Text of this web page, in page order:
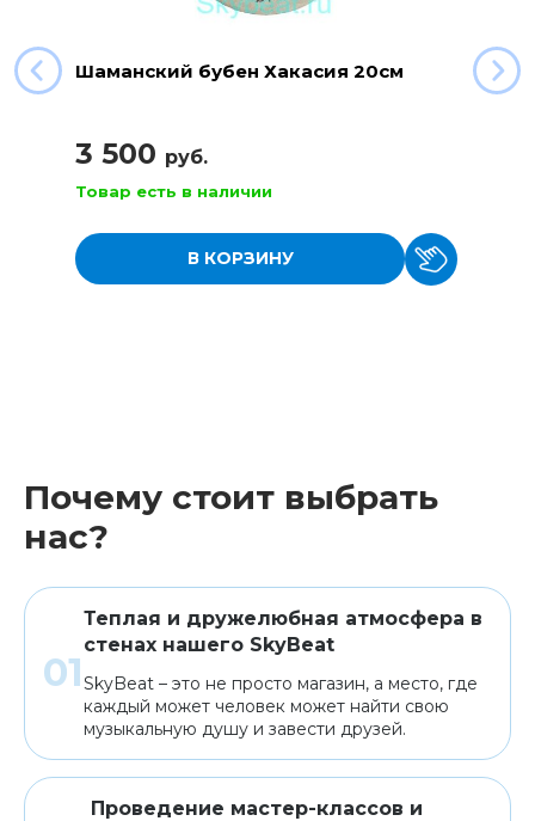
Шаманский бубен Хакасия 20см
3 500 руб.
Товар есть в наличии
В КОРЗИНУ
Почему стоит выбрать
нас?
Теплая и дружелюбная атмосфера в
стенах нашего SkyBeat
SkyBeat – это не просто магазин, а место, где
каждый может человек может найти свою
музыкальную душу и завести друзей.
Проведение мастер-классов и